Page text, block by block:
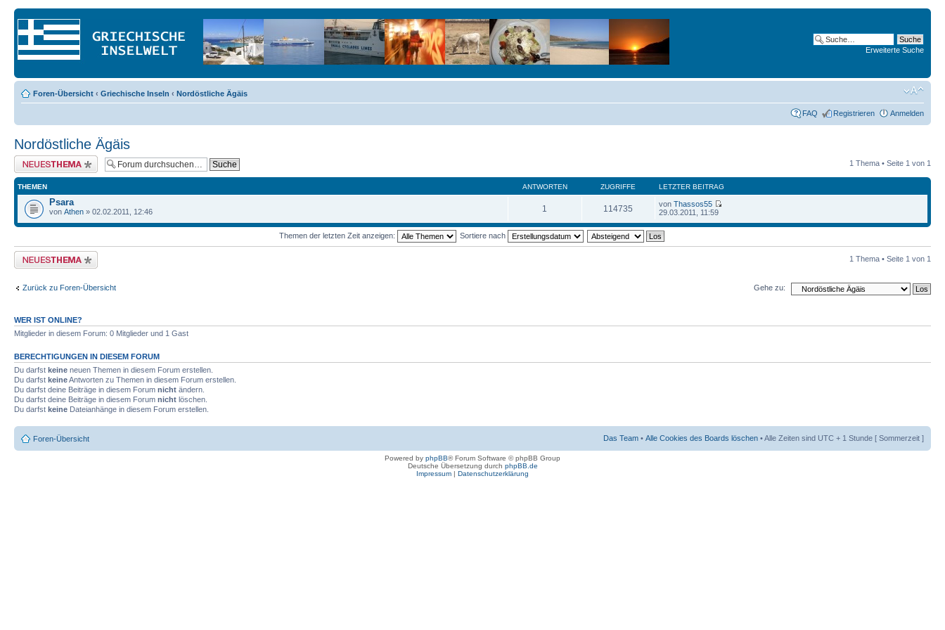
Erweiterte Suche
Foren-Übersicht ‹ Griechische Inseln ‹ Nordöstliche Ägäis
FAQ Registrieren Anmelden
Nordöstliche Ägäis
Neues Thema erstellen 1 Thema • Seite 1 von 1
THEMEN ANTWORTEN ZUGRIFFE LETZTER BEITRAG
Psara
von Athen » 02.02.2011, 12:46 1 114735 vonThassos55
29.03.2011, 11:59
Themen der letzten Zeit anzeigen: Sortiere nach
Neues Thema erstellen 1 Thema • Seite 1 von 1
Zurück zu Foren-Übersicht Gehe zu:
WER IST ONLINE?
Mitglieder in diesem Forum: 0 Mitglieder und 1 Gast
BERECHTIGUNGEN IN DIESEM FORUM
Du darfst keine neuen Themen in diesem Forum erstellen.
Du darfst keineAntworten zu Themen in diesem Forum erstellen.
Du darfst deine Beiträge in diesem Forum nicht ändern.
Du darfst deine Beiträge in diesem Forum nicht löschen.
Du darfst keine Dateianhänge in diesem Forum erstellen.
Foren-Übersicht Das Team • Alle Cookies des Boards löschen • Alle Zeiten sind UTC + 1 Stunde [ Sommerzeit ]
Powered by phpBB® Forum Software © phpBB Group
Deutsche Übersetzung durch phpBB.de
Impressum | Datenschutzerklärung